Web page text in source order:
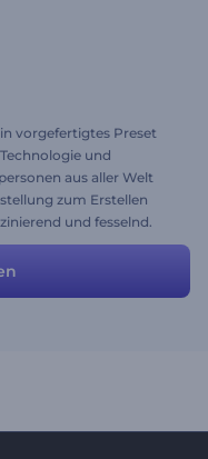
vorgefertigtes Preset
und
aus aller Welt
zum Erstellen
und fesselnd.
und
Ihre Bilder hoch,
und profitieren Sie von